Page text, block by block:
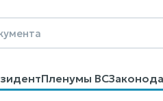
Пленумы ВС
ПомощьПоиск